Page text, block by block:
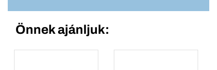
Cikkszám: 184311
Önnek ajánljuk: